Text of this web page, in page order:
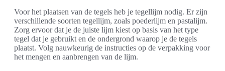
Voor het plaatsen van de tegels heb je tegellijm nodig. Er zijn
verschillende soorten tegellijm, zoals poederlijm en pastalijm.
Zorg ervoor dat je de juiste lijm kiest op basis van het type
tegel dat je gebruikt en de ondergrond waarop je de tegels
plaatst. Volg nauwkeurig de instructies op de verpakking voor
het mengen en aanbrengen van de lijm.